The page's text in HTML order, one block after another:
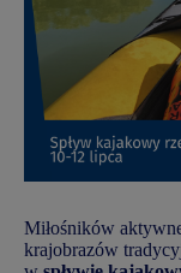
Miłośników
krajobrazów